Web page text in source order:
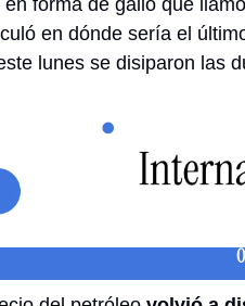
en forma de gallo que
en dónde sería el
lunes se disiparon las